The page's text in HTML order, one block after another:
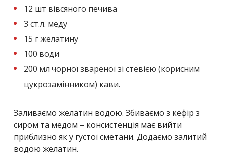
12 шт вівсяного печива
3 ст.л. меду
15 г желатину
100 води
200 мл чорної звареної зі стевією (корисним
цукрозамінником) кави.
Заливаємо желатин водою. Збиваємо з кефір з
сиром та медом – консистенція має вийти
приблизно як у густої сметани. Додаємо залитий
водою желатин.